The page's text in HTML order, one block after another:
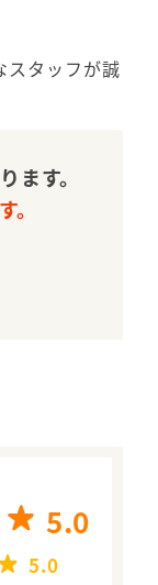
スタッフが誠
ます。
5.0
5.0